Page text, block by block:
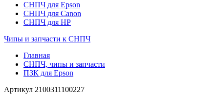
СНПЧ для Epson
СНПЧ для Canon
СНПЧ для HP
Чипы и запчасти к СНПЧ
Главная
СНПЧ, чипы и запчасти
ПЗК для Epson
Артикул 2100311100227